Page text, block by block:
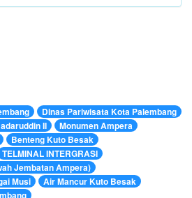
Dinas Pariwisata Kota Palembang
II
Monumen Ampera
Benteng Kuto Besak
TELMINAL INTERGRASI
Jembatan Ampera)
Musi
Air Mancur Kuto Besak